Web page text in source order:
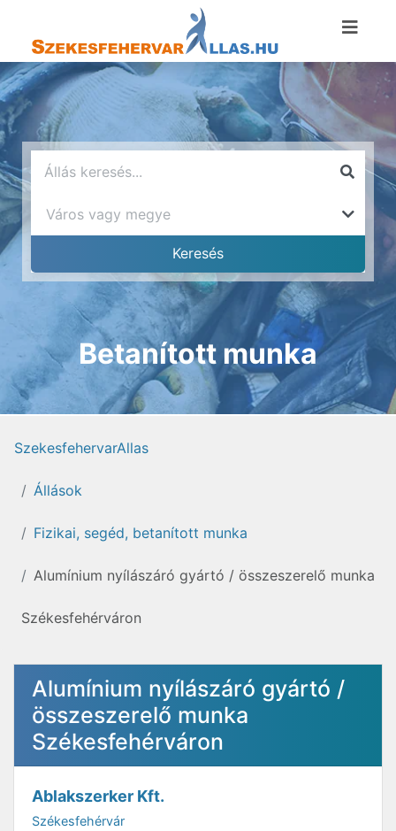
Betanított munka
SzekesfehervarAllas
Állások
Fizikai, segéd, betanított munka
Alumínium nyílászáró gyártó / összeszerelő munka
Székesfehérváron
Alumínium nyílászáró gyártó /
összeszerelő munka
Székesfehérváron
Ablakszerker Kft.
Székesfehérvár